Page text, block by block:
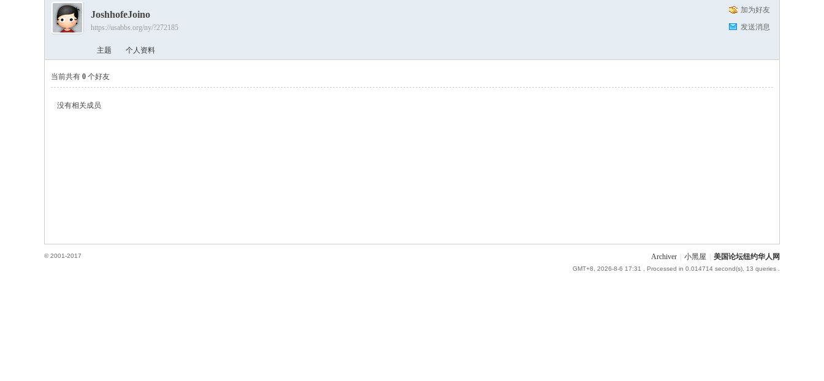
›
加为好友
发送消息
JoshhofeJoino
https://usabbs.org/ny/?272185
主题 个人资料
当前共有 0 个好友
没有相关成员
Archiver 小黑屋 美国论坛纽约华人网
GMT+8, 2026-8-6 17:31 , Processed in 0.014714 second(s), 13 queries .
© 2001-2017